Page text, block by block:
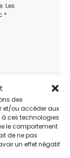
des
et/ou accéder aux
ces technologies
le comportement
de ne pas
un effet négatif
Les
*